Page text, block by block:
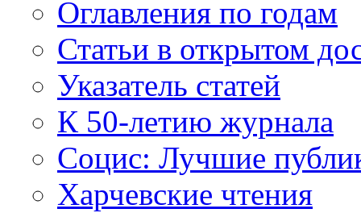
Оглавления по годам
Статьи в открытом
Указатель статей
К 50-летию журнала
Социс: Лучшие
Харчевские чтения